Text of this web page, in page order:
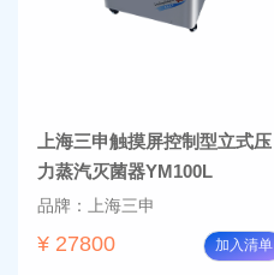
上海三申触摸屏控制型立式压
力蒸汽灭菌器YM100L
品牌：上海三申
¥ 27800 加入清单